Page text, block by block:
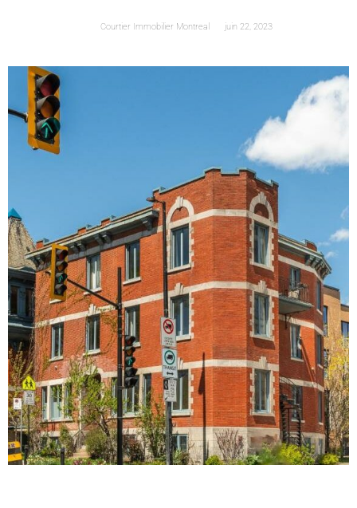
Courtier Immobilier Montreal juin 22, 2023